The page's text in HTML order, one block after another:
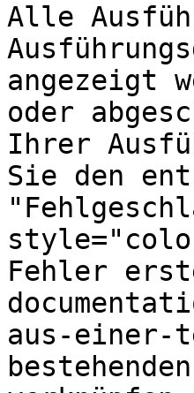
Alle
angezeigt
oder
Ihrer
Sie den
Fehler
aus-einer-